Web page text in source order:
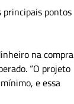
principais pontos
na compra
“O projeto
e essa